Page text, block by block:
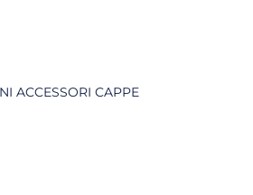
ACCESSORI CAPPE